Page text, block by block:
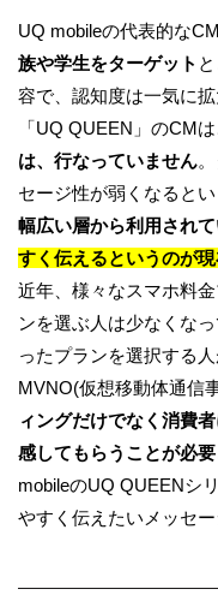
UQ mobileの代表的な
族や学生をターゲット
容で、認知度は一気に
「UQ QUEEN」のCMは
は、行なっていません
セージ性が弱くなると
幅広い層から利用されて
すく伝えるというのが
近年、様々なスマホ料
ンを選ぶ人は少なくな
ったプランを選択する
MVNO(仮想移動体通信
ィングだけでなく消費
感してもらうことが必
mobileのUQ QUEENシ
やすく伝えたいメッセ